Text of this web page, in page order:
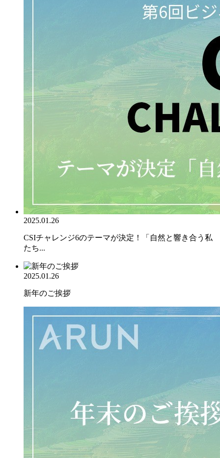
2025.01.26
CSIチャレンジ6のテーマが決定！「自然と響き合う私
たち...
2025.01.26
新年のご挨拶